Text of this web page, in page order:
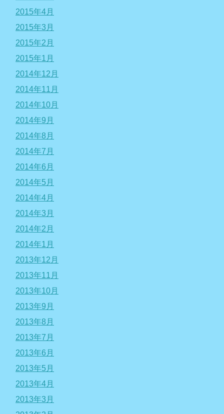
2015年4月
2015年3月
2015年2月
2015年1月
2014年12月
2014年11月
2014年10月
2014年9月
2014年8月
2014年7月
2014年6月
2014年5月
2014年4月
2014年3月
2014年2月
2014年1月
2013年12月
2013年11月
2013年10月
2013年9月
2013年8月
2013年7月
2013年6月
2013年5月
2013年4月
2013年3月